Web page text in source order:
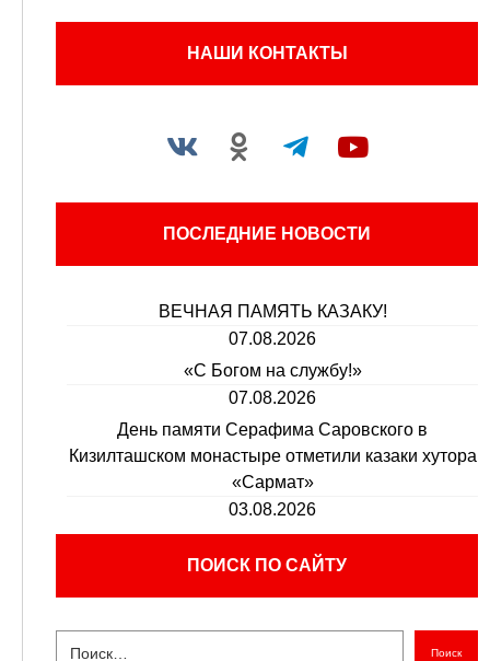
НАШИ КОНТАКТЫ
ПОСЛЕДНИЕ НОВОСТИ
ВЕЧНАЯ ПАМЯТЬ КАЗАКУ!
07.08.2026
«С Богом на службу!»
07.08.2026
День памяти Серафима Саровского в
Кизилташском монастыре отметили казаки хутора
«Сармат»
03.08.2026
ПОИСК ПО САЙТУ
Поиск